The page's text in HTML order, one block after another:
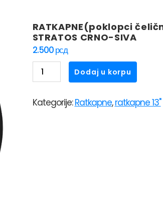
RATKAPNE(poklopci
STRATOS CRNO-SIVA
2.500рсд
RATKAPNE(poklopci
čeličnih
13"
Dodaj u korpu
Kategorije:Ratkapne,ratkapne 13"